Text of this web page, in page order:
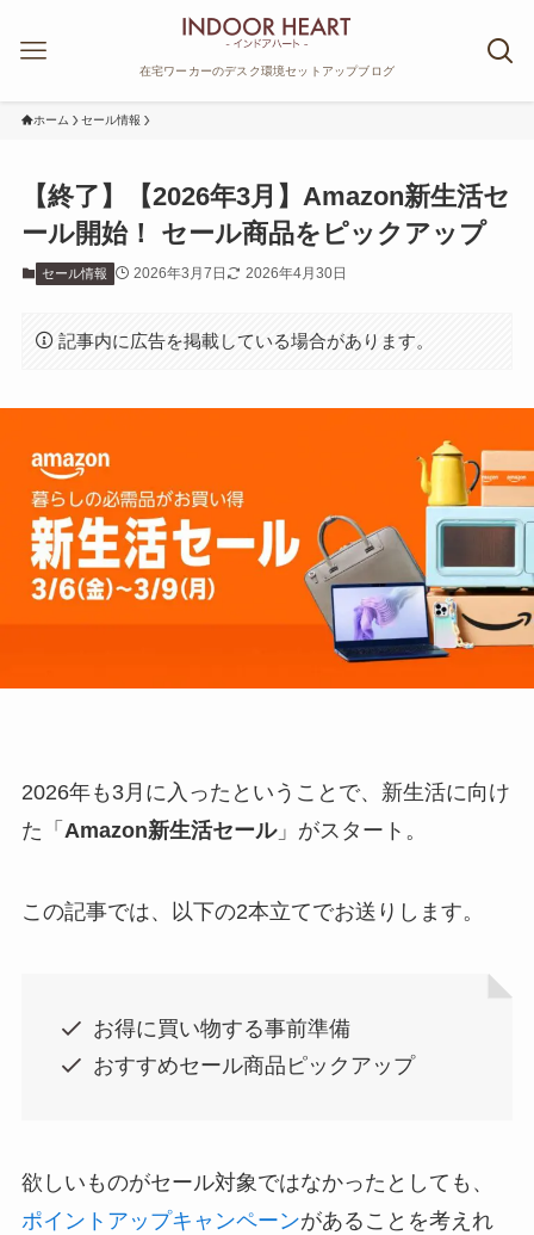
在宅ワーカーのデスク環境セットアップブログ
ホーム セール情報
【終了】【2026年3月】Amazon新生活セ
ール開始！ セール商品をピックアップ
セール情報 2026年3月7日 2026年4月30日
記事内に広告を掲載している場合があります。
2026年も3月に入ったということで、新生活に向け
た「 Amazon新生活セール」がスタート。
この記事では、以下の2本立てでお送りします。
お得に買い物する事前準備
おすすめセール商品ピックアップ
欲しいものがセール対象ではなかったとしても、
ポイントアップキャンペーンがあることを考えれ